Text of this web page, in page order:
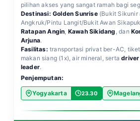
pilihan akses yang sangat ramah bagi
Destinasi: Golden Sunrise(Bukit Sikunir
Angkruk/Pintu Langit/Bukit Awan
Ratapan Angin Kawah Sikidang , dan
Arjuna.
Fasilitas: transportasi privat ber-AC,
makan siang (1x), air mineral, sertadriver
leader.
Penjemputan:
Yogyakarta 23.30